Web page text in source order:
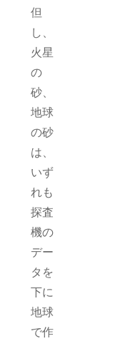
但
し、
火星
の
砂、
地球
の砂
は、
いず
れも
探査
機の
デー
タを
下に
地球
で作